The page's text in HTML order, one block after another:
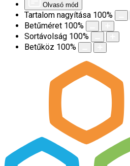
Olvasó mód
Tartalom nagyítása 100%
Betűméret 100%
Sortávolság 100%
Betűköz 100%